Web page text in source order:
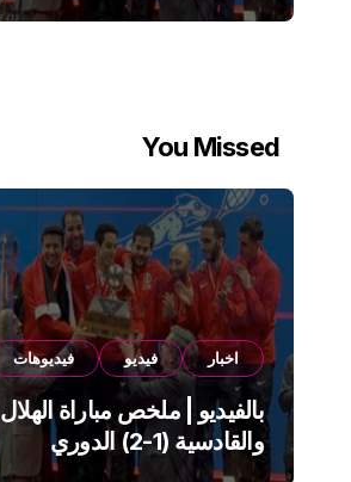
You Missed
اخبار فيديو فيديوهات
بالفيديو | ملخص مباراة الهلال
والقادسية (1-2) الدوري
السعودي